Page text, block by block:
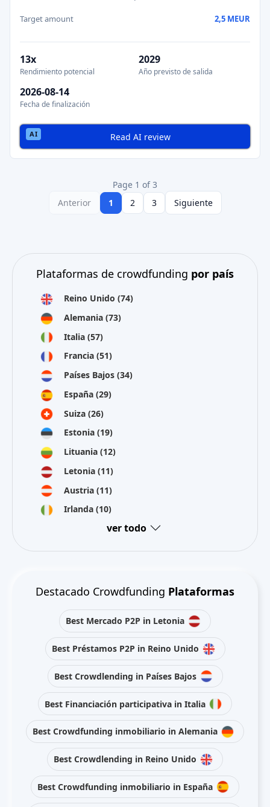
Target amount 2,5 MEUR
13x
Rendimiento potencial
2029
Año previsto de salida
2026-08-14
Fecha de finalización
Read AI review
Page 1 of 3
Anterior
1 2 3 Siguiente
Plataformas de crowdfunding por país
Reino Unido (74)
Alemania (73)
Italia (57)
Francia (51)
Países Bajos (34)
España (29)
Suiza (26)
Estonia (19)
Lituania (12)
Letonia (11)
Austria (11)
Irlanda (10)
ver todo
Destacado Crowdfunding Plataformas
Best Mercado P2P in Letonia
Best Préstamos P2P in Reino Unido
Best Crowdlending in Países Bajos
Best Financiación participativa in Italia
Best Crowdfunding inmobiliario in Alemania
Best Crowdlending in Reino Unido
Best Crowdfunding inmobiliario in España